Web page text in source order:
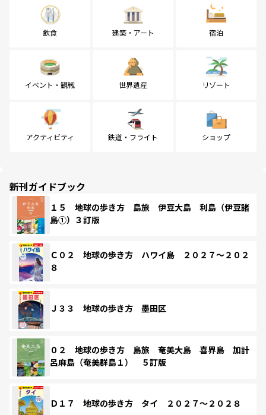
飲食 建築・アート 宿泊
イベント・観戦 世界遺産 リゾート
アクティビティ 鉄道・フライト ショップ
新刊ガイドブック
１５ 地球の歩き方 島旅 伊豆大島 利島（伊豆諸
島①）３訂版
Ｃ０２ 地球の歩き方 ハワイ島 ２０２７～２０２
８
Ｊ３３ 地球の歩き方 墨田区
０２ 地球の歩き方 島旅 奄美大島 喜界島 加計
呂麻島（奄美群島１） ５訂版
Ｄ１７ 地球の歩き方 タイ ２０２７～２０２８